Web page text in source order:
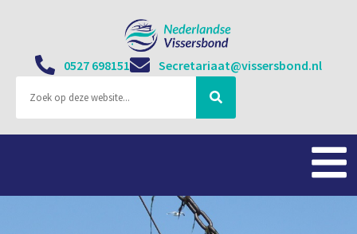
0527 698151 Secretariaat@vissersbond.nl